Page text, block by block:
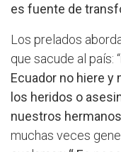
es fuente de
Los prelados
que sacude al país: “
Ecuador no hiere
los heridos o
nuestros hermanos
muchas veces